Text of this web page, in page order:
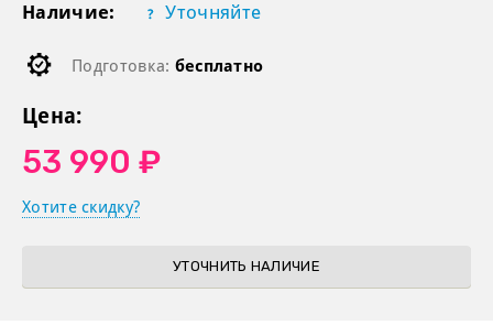
Наличие: Уточняйте
Подготовка: бесплатно
Цена:
53 990 ₽
Хотите скидку?
УТОЧНИТЬ НАЛИЧИЕ